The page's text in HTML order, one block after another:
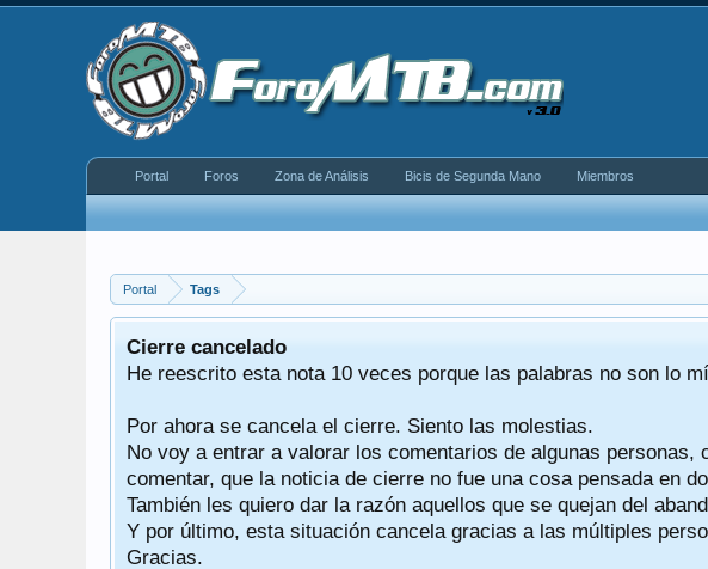
Portal Tags
Cierre cancelado
He reescrito esta nota 10 veces porque las palabras no son lo
Por ahora se cancela el cierre. Siento las molestias.
No voy a entrar a valorar los comentarios de algunas
comentar, que la noticia de cierre no fue una cosa pensada en
También les quiero dar la razón aquellos que se quejan del
Y por último, esta situación cancela gracias a las múltiples
Gracias.
Portal Foros Zona de Análisis Bicis de Segunda Mano Miembros